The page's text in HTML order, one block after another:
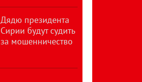
Дядю президента
Сирии будут судить
за мошенничество